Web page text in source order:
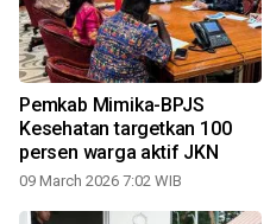
Pemkab Mimika-BPJS
Kesehatan targetkan 100
persen warga aktif JKN
09 March 2026 7:02 WIB